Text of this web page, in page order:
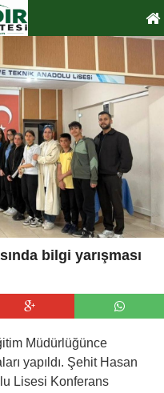
bilgi yarışması
Müdürlüğünce
yapıldı. Şehit Hasan
Lisesi Konferans